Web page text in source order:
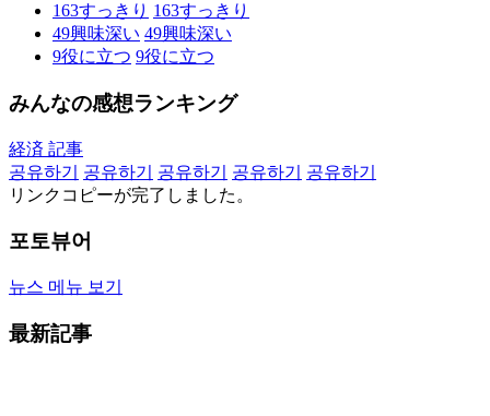
163すっきり 163すっきり
49興味深い 49興味深い
9役に立つ 9役に立つ
みんなの感想ランキング
経済 記事
공유하기
공유하기 공유하기 공유하기
공유하기
リンクコピーが完了しました。
포토뷰어
뉴스 메뉴 보기
最新記事